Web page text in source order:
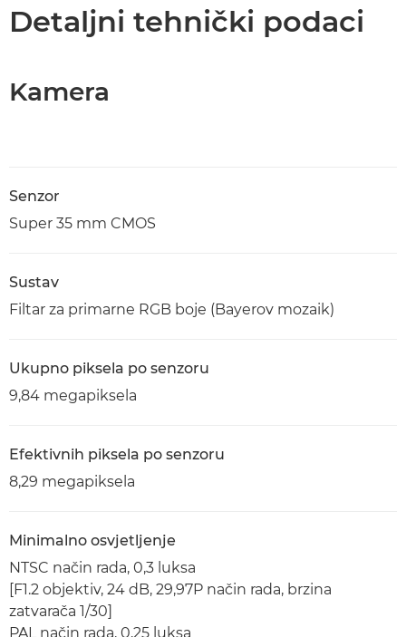
Detaljni tehnički podaci
Kamera
Senzor
Super 35 mm CMOS
Sustav
Filtar za primarne RGB boje (Bayerov mozaik)
Ukupno piksela po senzoru
9,84 megapiksela
Efektivnih piksela po senzoru
8,29 megapiksela
Minimalno osvjetljenje
NTSC način rada, 0,3 luksa
[F1.2 objektiv, 24 dB, 29,97P način rada, brzina
zatvarača 1/30]
PAL način rada, 0,25 luksa